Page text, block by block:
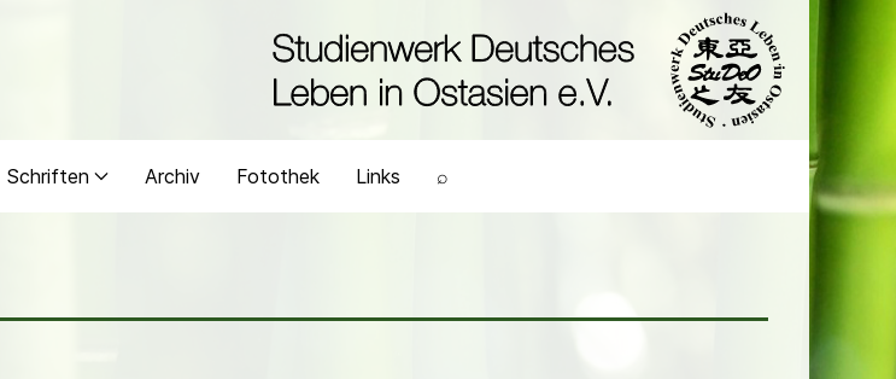
Schriften Archiv Fotothek Links ⌕